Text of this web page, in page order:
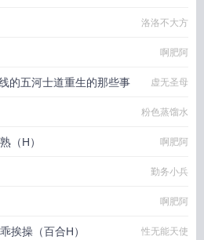
洛洛不大方
啊肥阿
的五河士道重生的那些事 虚无圣母
粉色蒸馏水
（H） 啊肥阿
勤务小兵
啊肥阿
挨操（百合H） 性无能天使